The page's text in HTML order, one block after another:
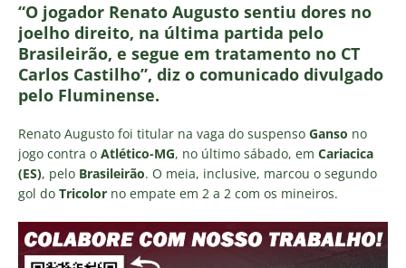
“O jogador Renato Augusto sentiu dores no
joelho direito, na última partida pelo
Brasileirão, e segue em tratamento no CT
Carlos Castilho”, diz o comunicado divulgado
pelo Fluminense.
Renato Augusto foi titular na vaga do suspenso Ganso no
jogo contra o Atlético-MG, no último sábado, em Cariacica
(ES), pelo Brasileirão. O meia, inclusive, marcou o segundo
gol do Tricolor no empate em 2 a 2 com os mineiros.